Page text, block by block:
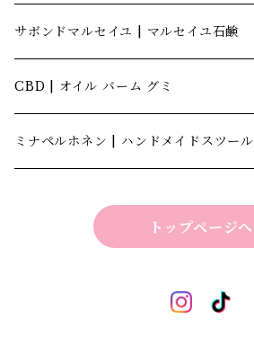
サボンドマルセイユ | マルセイユ石鹸
CBD | オイル バーム グミ
キャナテック | CannaTech
ミナペルホネン | ハンドメイドスツール
折り畳みスツール
トップページへ